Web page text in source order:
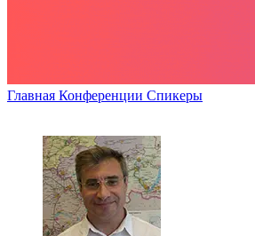
Главная Конференции Спикеры